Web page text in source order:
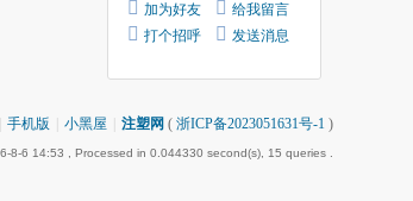
加为好友
给我留言
打个招呼
发送消息
手机版 小黑屋 注塑网 ( 浙ICP备2023051631号-1 )
8-6 14:53 , Processed in 0.044330 second(s), 15 queries .